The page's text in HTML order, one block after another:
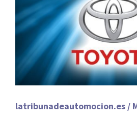
latribunadeautomocion.es /